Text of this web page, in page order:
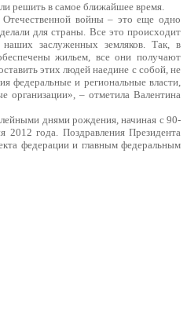
решить в самое ближайшее время.
Отечественной войны – это еще одно
для страны. Все это происходит
заслуженных земляков. Так, в
жильем, все они получают
этих людей наедине с собой, не
федеральные и региональные власти,
организации», – отметила Валентина
днями рождения, начиная с 90-
2012 года. Поздравления Президента
федерации и главным федеральным